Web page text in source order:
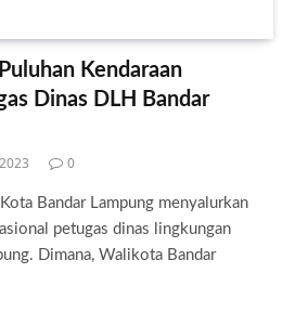
Kendaraan
Dinas DLH Bandar
0
Bandar Lampung menyalurkan
petugas dinas lingkungan
Dimana, Walikota Bandar